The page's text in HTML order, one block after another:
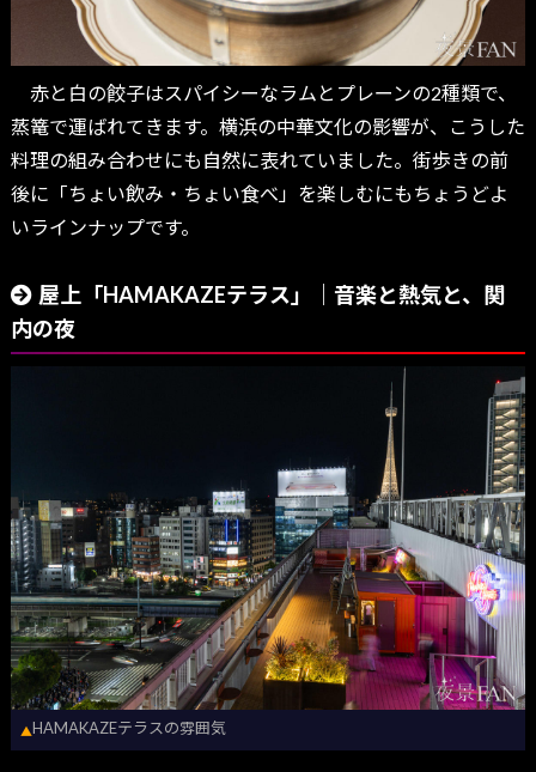
赤と白の餃子はスパイシーなラムとプレーンの2種類で、
蒸篭で運ばれてきます。横浜の中華文化の影響が、こうした
料理の組み合わせにも自然に表れていました。街歩きの前
後に「ちょい飲み・ちょい食べ」を楽しむにもちょうどよ
いラインナップです。
屋上「HAMAKAZEテラス」｜音楽と熱気と、関
内の夜
▲HAMAKAZEテラスの雰囲気